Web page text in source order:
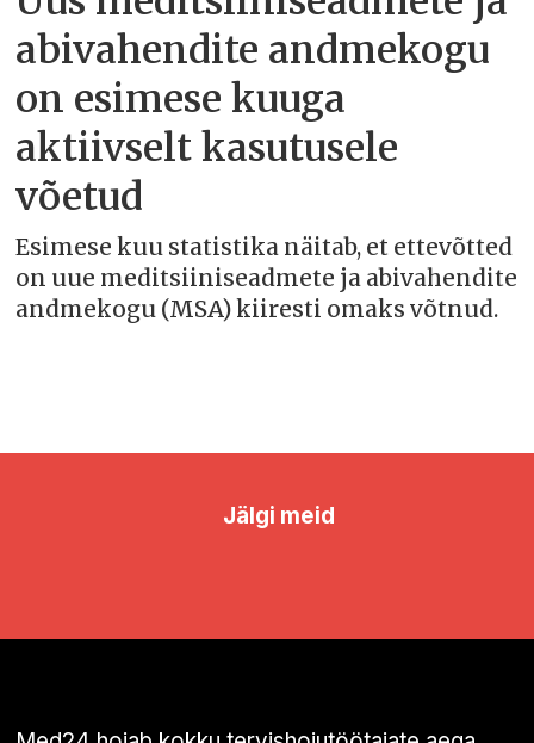
abivahendite andmekogu
on esimese kuuga
aktiivselt kasutusele
võetud
Esimese kuu statistika näitab, et ettevõtted
on uue meditsiiniseadmete ja abivahendite
andmekogu (MSA) kiiresti omaks võtnud.
Jälgi meid